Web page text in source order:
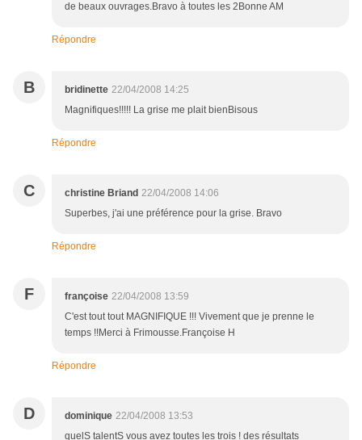
de beaux ouvrages.Bravo à toutes les 2Bonne AM
Répondre
B bridinette 22/04/2008 14:25
Magnifiques!!!!! La grise me plait bienBisous
Répondre
C christine Briand 22/04/2008 14:06
Superbes, j'ai une préférence pour la grise. Bravo
Répondre
F françoise 22/04/2008 13:59
C'est tout tout MAGNIFIQUE !!! Vivement que je prenne le
temps !!Merci à Frimousse.Françoise H
Répondre
D dominique 22/04/2008 13:53
quelS talentS vous avez toutes les trois ! des résultats